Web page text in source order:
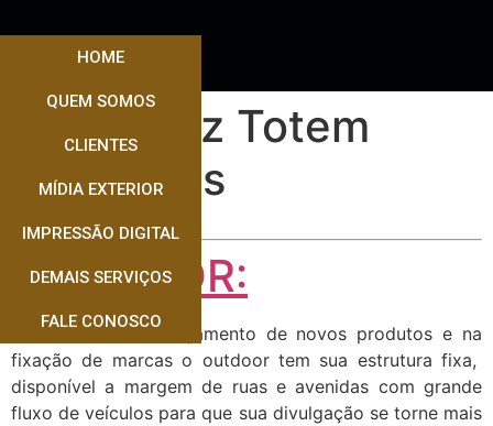
HOME
QUEM SOMOS
CLIENTES
MÍDIA EXTERIOR
IMPRESSÃO DIGITAL
DEMAIS SERVIÇOS
FALE CONOSCO
Quem faz Totem
Dourados
OUTDOOR:
Muito usado no lançamento de novos produtos e na
fixação de marcas o outdoor tem sua estrutura fixa,
disponível a margem de ruas e avenidas com grande
fluxo de veículos para que sua divulgação se torne mais